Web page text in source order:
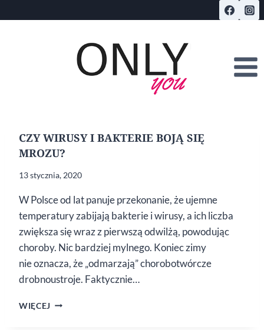
do
CZY WIRUSY I BAKTERIE BOJĄ SIĘ
MROZU?
13 stycznia, 2020
W Polsce od lat panuje przekonanie, że ujemne
temperatury zabijają bakterie i wirusy, a ich liczba
zwiększa się wraz z pierwszą odwilżą, powodując
choroby. Nic bardziej mylnego. Koniec zimy
nie oznacza, że „odmarzają” chorobotwórcze
drobnoustroje. Faktycznie…
WIĘCEJ CZY WIRUSY